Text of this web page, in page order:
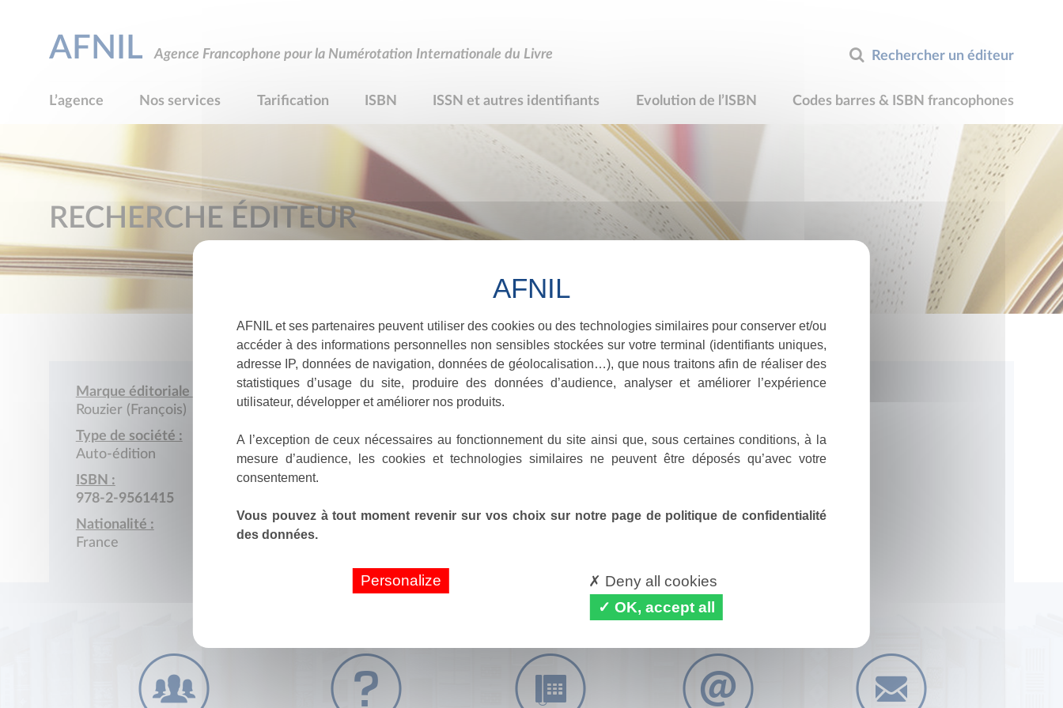
Rechercher un éditeur
AFNIL Agence Francophone pour la Numérotation Internationale du Livre
L’agence Nos services Tarification ISBN ISSN et autres identifiants Evolution de l’ISBN Codes barres & ISBN francophones
RECHERCHE ÉDITEUR
Marque éditoriale :
Rouzier (François)
Type de société :
Auto-édition
ISBN :
978-2-9561415
Nationalité :
France
AFNIL et ses partenaires peuvent utiliser des cookies ou des technologies similaires pour conserver et/ou
accéder à des informations personnelles non sensibles stockées sur votre terminal (identifiants uniques,
adresse IP, données de navigation, données de géolocalisation…), que nous traitons afin de réaliser des
statistiques d’usage du site, produire des données d’audience, analyser et améliorer l’expérience
utilisateur, développer et améliorer nos produits.
A l’exception de ceux nécessaires au fonctionnement du site ainsi que, sous certaines conditions, à la
mesure d’audience, les cookies et technologies similaires ne peuvent être déposés qu’avec votre
consentement.
Vous pouvez à tout moment revenir sur vos choix sur notre page de politique de confidentialité
des données.
Personalize
Deny all cookies
OK, accept all